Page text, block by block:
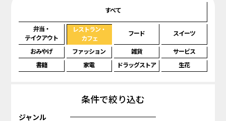
すべて
弁当・
テイクアウト
レストラン・
カフェ
フード スイーツ
おみやげ ファッション 雑貨
サービス
書籍
家電 ドラッグストア 生花
条件で絞り込む
ジャンル